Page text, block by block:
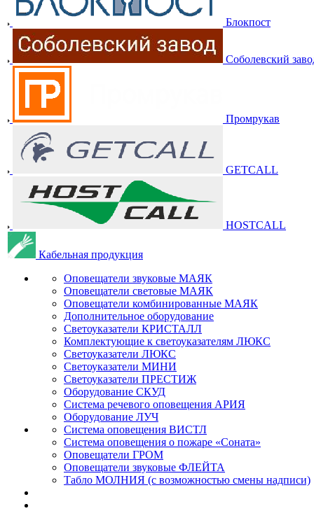
Блокпост
Соболевский
Промрукав
GETCALL
HOSTCALL
Кабельная продукция
Оповещатели звуковые МАЯК
Оповещатели световые МАЯК
Оповещатели комбинированные МАЯК
Дополнительное оборудование
Светоуказатели КРИСТАЛЛ
Комплектующие к светоуказателям ЛЮКС
Светоуказатели ЛЮКС
Светоуказатели МИНИ
Светоуказатели ПРЕСТИЖ
Оборудование СКУД
Система речевого оповещения АРИЯ
Оборудование ЛУЧ
Система оповещения ВИСТЛ
Система оповещения о пожаре «Соната»
Оповещатели ГРОМ
Оповещатели звуковые ФЛЕЙТА
Табло МОЛНИЯ (с возможностью смены надписи)